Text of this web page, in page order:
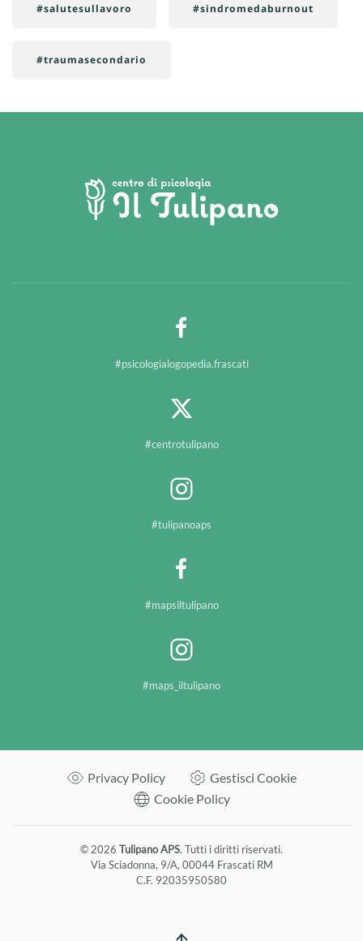
#salutesullavoro #sindromedaburnout
#traumasecondario
#psicologialogopedia.frascati
#centrotulipano
#tulipanoaps
#mapsiltulipano
#maps_iltulipano
Privacy Policy
Gestisci Cookie
Cookie Policy
© 2026 Tulipano APS. Tutti i diritti riservati.
Via Sciadonna, 9/A, 00044 Frascati RM
C.F. 92035950580